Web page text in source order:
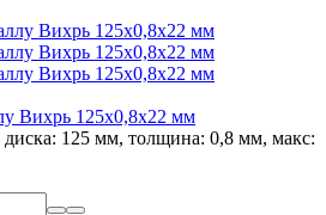
Вихрь 125х0,8х22 мм
125 мм, толщина: 0,8 мм, макс: